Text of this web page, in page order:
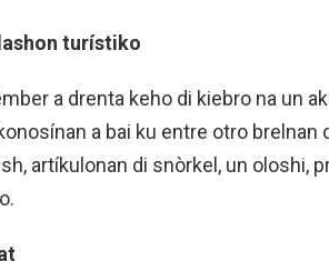
turístiko
a drenta keho di kiebro na un
a bai ku entre otro brelnan
artíkulonan di snòrkel, un oloshi,